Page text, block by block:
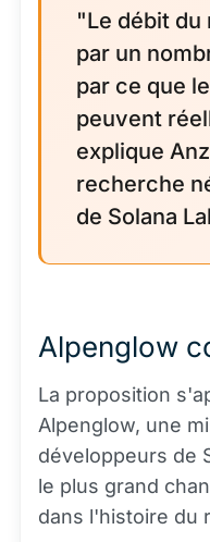
"Le débit du
par un
par ce que
peuvent
explique
recherche
de Solana
Alpenglow
La proposition
Alpenglow, une
développeurs de
le plus grand
dans l'histoire du